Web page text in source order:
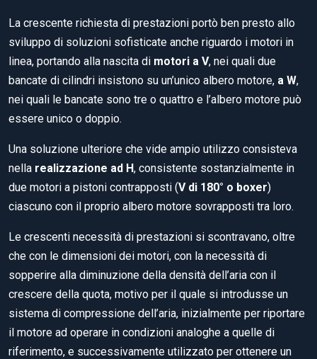
La crescente richiesta di prestazioni portò ben presto allo
sviluppo di soluzioni sofisticate anche riguardo i motori in
linea, portando alla nascita di motori a V, nei quali due
bancate di cilindri insistono su un’unico albero motore, a W,
nei quali le bancate sono tre o quattro e l’albero motore può
essere unico o doppio.
Una soluzione ulteriore che vide ampio utilizzo consisteva
nella realizzazione ad H, consistente sostanzialmente in
due motori a pistoni contrapposti (V di 180° o boxer)
ciascuno con il proprio albero motore sovrapposti tra loro.
Le crescenti necessità di prestazioni si scontravano, oltre
che con le dimensioni dei motori, con la necessità di
sopperire alla diminuzione della densità dell’aria con il
crescere della quota, motivo per il quale si introdusse un
sistema di compressione dell’aria, inizialmente per riportare
il motore ad operare in condizioni analoghe a quelle di
riferimento, e successivamente utilizzato per ottenere un